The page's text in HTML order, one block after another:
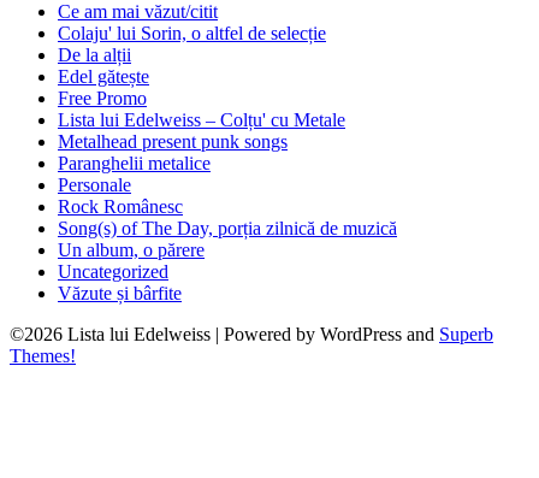
Ce am mai văzut/citit
Colaju' lui Sorin, o altfel de selecție
De la alții
Edel gătește
Free Promo
Lista lui Edelweiss – Colțu' cu Metale
Metalhead present punk songs
Paranghelii metalice
Personale
Rock Românesc
Song(s) of The Day, porția zilnică de muzică
Un album, o părere
Uncategorized
Văzute și bârfite
©2026 Lista lui Edelweiss | Powered by WordPress and Superb
Themes!